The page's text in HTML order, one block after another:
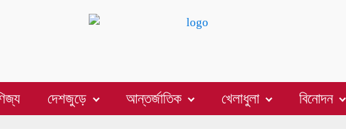
দেশজুড়ে আন্তর্জাতিক খেলাধুলা বিনোদন